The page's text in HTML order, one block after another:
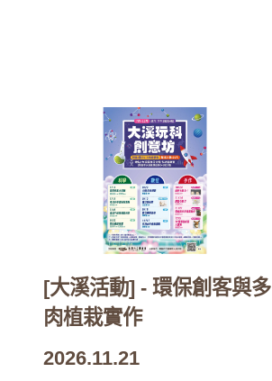
[大溪活動] - 環保創客與多
肉植栽實作
2026.11.21